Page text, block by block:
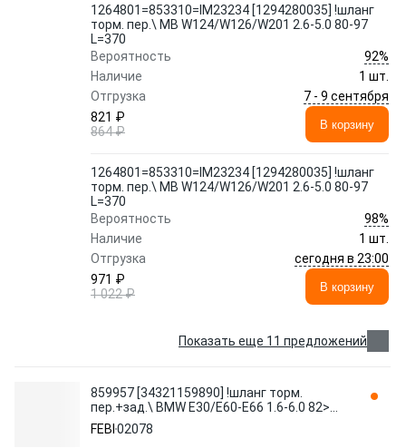
1264801=853310=IM23234 [1294280035] !шланг
торм. пер.\ MB W124/W126/W201 2.6-5.0 80-97
L=370
Вероятность
92%
Наличие
1 шт.
Отгрузка
7 - 9 сентября
821 ₽
864 ₽
В корзину
1264801=853310=IM23234 [1294280035] !шланг
торм. пер.\ MB W124/W126/W201 2.6-5.0 80-97
L=370
Вероятность
98%
Наличие
1 шт.
Отгрузка
сегодня в 23:00
971 ₽
1 022 ₽
В корзину
Показать еще 11 предложений
859957 [34321159890] !шланг торм.
пер.+зад.\ BMW E30/E60-E66 1.6-6.0 82>
L=327 02078 FEBI
FEBI 02078